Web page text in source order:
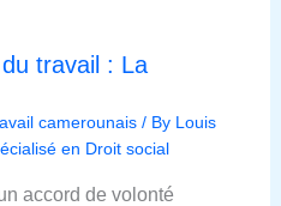
travail : La
camerounais/ By Louis
en Droit social
accord de volonté